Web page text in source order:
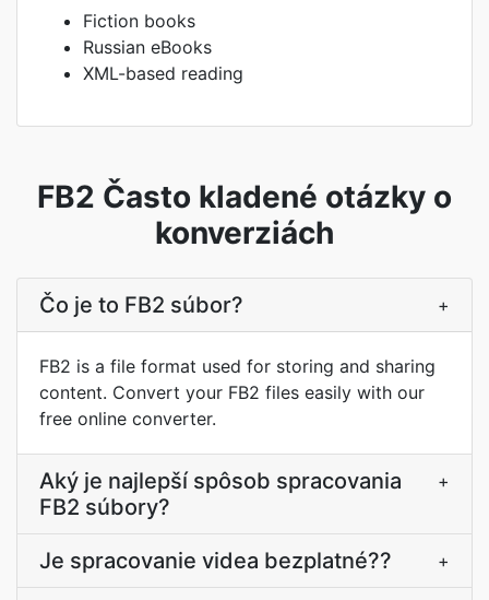
Fiction books
Russian eBooks
XML-based reading
FB2 Často kladené otázky o
konverziách
Čo je to FB2 súbor? +
FB2 is a file format used for storing and sharing
content. Convert your FB2 files easily with our
free online converter.
Aký je najlepší spôsob spracovania
FB2 súbory?
+
Je spracovanie videa bezplatné?? +